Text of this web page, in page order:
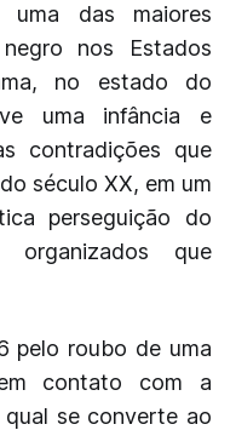
das maiores
nos Estados
no estado do
uma infância e
contradições que
século XX, em um
perseguição do
que
pelo roubo de uma
contato com a
se converte ao